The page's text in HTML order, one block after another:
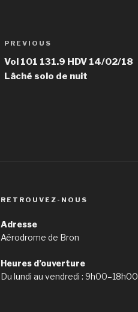
Post
navigation
Previous
Post
PREVIOUS
Vol 101 131.9 HDV 14/02/18
Lâché solo de nuit
RETROUVEZ-NOUS
Adresse
Aérodrome de Bron
Heures d’ouverture
Du lundi au vendredi : 9h00–18h00